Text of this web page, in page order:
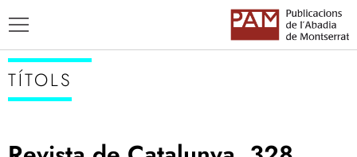
TÍTOLS